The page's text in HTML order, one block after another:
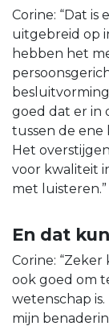
Corine: “Dat is
uitgebreid op
hebben het
goed dat er in
tussen de ene
Het
voor kwaliteit
met luisteren.”
En dat
Corine:
ook goed om
wetenschap is.
mijn